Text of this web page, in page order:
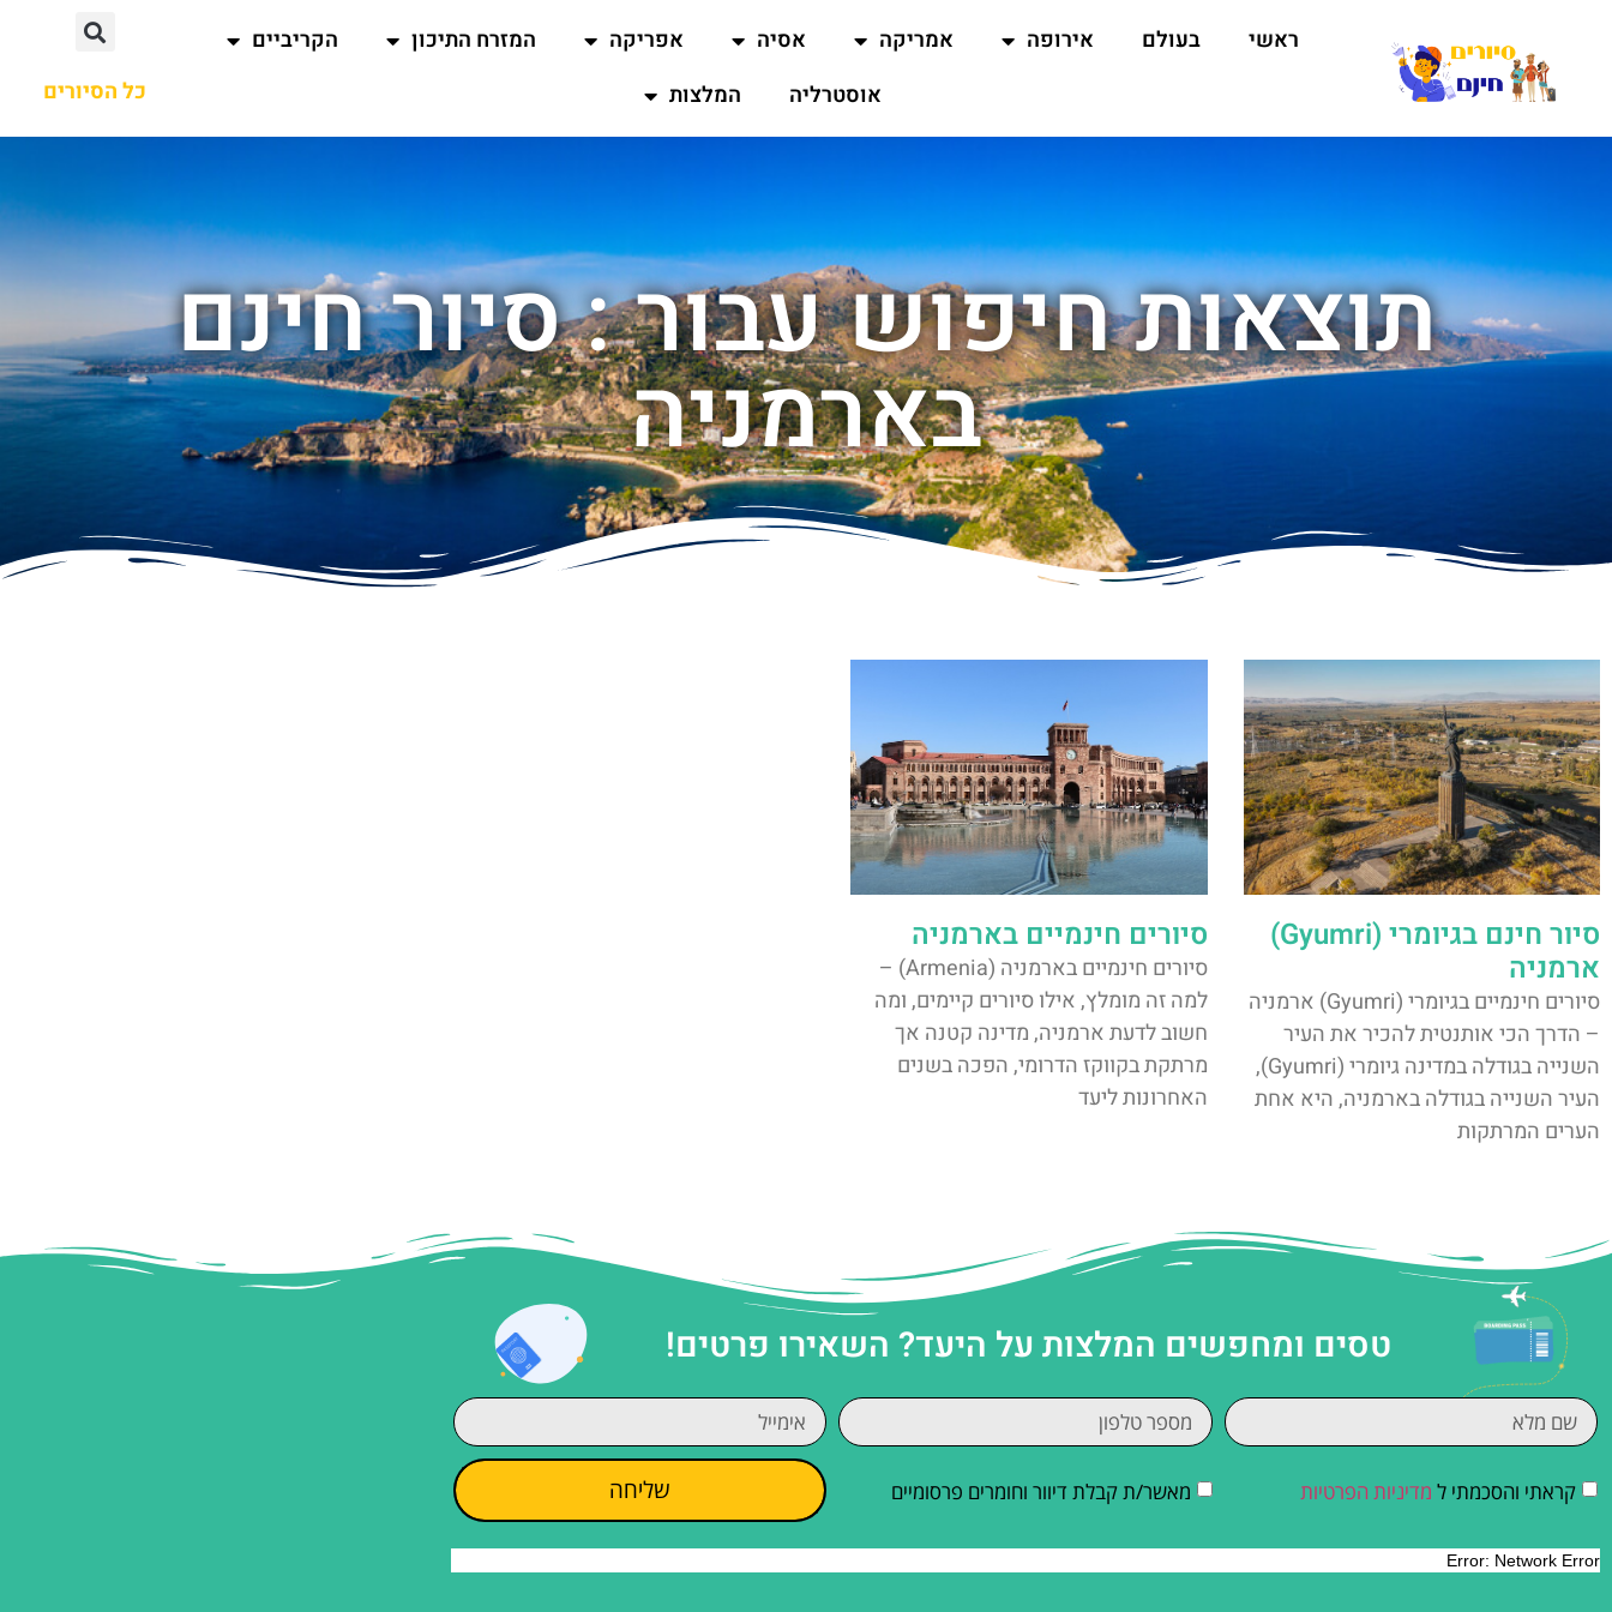
ראשי בעולם אירופה אמריקה אסיה אפריקה המזרח התיכון
הקריביים
אוסטרליה
המלצות כל הסיורים
תוצאות חיפוש עבור : סיור חינם
בארמניה
סיור חינם בגיומרי (Gyumri)
ארמניה
סיורים חינמיים בגיומרי (Gyumri) ארמניה
– הדרך הכי אותנטית להכיר את העיר
השנייה בגודלה במדינה גיומרי (Gyumri),
העיר השנייה בגודלה בארמניה, היא אחת
הערים המרתקות
סיורים חינמיים בארמניה
סיורים חינמיים בארמניה (Armenia) –
למה זה מומלץ, אילו סיורים קיימים, ומה
חשוב לדעת ארמניה, מדינה קטנה אך
מרתקת בקווקז הדרומי, הפכה בשנים
האחרונות ליעד
טסים ומחפשים המלצות על היעד? השאירו פרטים!
קראתי והסכמתי ל מדיניות הפרטיות מאשר/ת קבלת דיוור וחומרים פרסומיים שליחה